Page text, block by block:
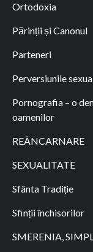
Ortodoxia
Părinții și Canonul
Parteneri
Perversiunile
Pornografia – o
oamenilor
REÂNCARNARE
SEXUALITATE
Sfânta Tradiție
Sfinții închisorilor
SMERENIA,